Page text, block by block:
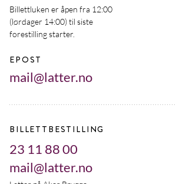
Billettluken er åpen fra 12:00
(lørdager 14:00) til siste
forestilling starter.
EPOST
mail@latter.no
BILLETTBESTILLING
23 11 88 00
mail@latter.no